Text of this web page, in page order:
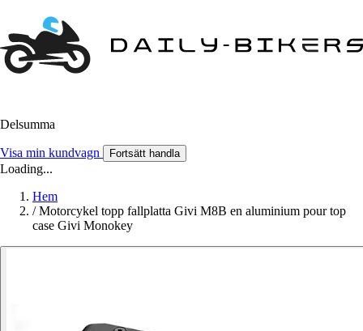
Delsumma
Visa min kundvagn Fortsätt handla
Loading...
Hem
/ Motorcykel topp fallplatta Givi M8B en aluminium pour top
case Givi Monokey